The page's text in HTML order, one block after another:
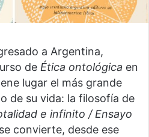
a Argentina,
de Ética ontológica en
lugar el más grande
de su vida: la filosofía de
e infinito / Ensayo
se convierte, desde ese